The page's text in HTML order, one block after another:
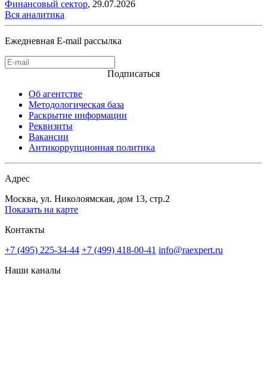
Финансовый сектор, 29.07.2026
Вся аналитика
Ежедневная E-mail рассылка
Подписаться
Об агентстве
Методологическая база
Раскрытие информации
Реквизиты
Вакансии
Антикоррупционная политика
Адрес
Москва, ул. Николоямская, дом 13, стр.2
Показать на карте
Контакты
+7 (495) 225-34-44 +7 (499) 418-00-41 info@raexpert.ru
Наши каналы